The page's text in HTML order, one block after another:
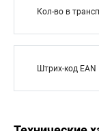
Кол-во в
Штрих-код EAN